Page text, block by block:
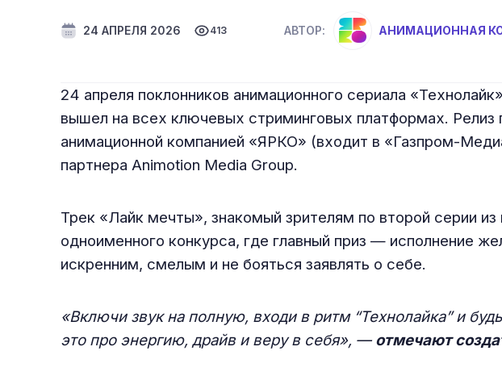
24 АПРЕЛЯ 2026 413 АВТОР: АНИМАЦИОННАЯ
24 апреля поклонников анимационного сериала
вышел на всех ключевых стриминговых платформах. Релиз
анимационной компанией «ЯРКО» (входит в «Газпром-
партнера Animotion Media Group.
Трек «Лайк мечты», знакомый зрителям по второй серии
одноименного конкурса, где главный приз — исполнение
искренним, смелым и не бояться заявлять о себе.
«Включи звук на полную, входи в ритм “Технолайка” и
это про энергию, драйв и веру в себя», —отмечают